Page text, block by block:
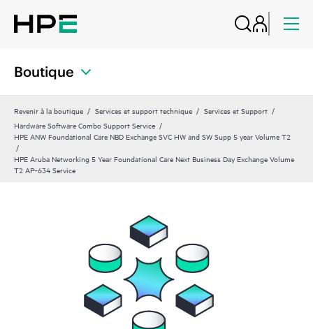
Boutique
Revenir à la boutique Services et support technique
Services et Support
Hardware Software Combo Support Service
HPE ANW Foundational Care NBD Exchange SVC HW and SW Supp 5 year Volume T2
HPE Aruba Networking 5 Year Foundational Care Next Business Day Exchange Volume
T2 AP‑634 Service